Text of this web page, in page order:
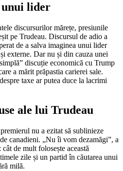
unui lider
discursurilor mărețe, presiunile
pe Trudeau. Discursul de adio a
de a salva imaginea unui lider
externe. Dar nu și din cauza unei
discuție economică cu Trump
a mărit prăpastia carierei sale.
taxe ar putea duce la lacrimi
ale lui Trudeau
nu a ezitat să sublinieze
canadieni. „Nu îi vom dezamăgi”, a
de mult folosește această
zile și un partid în căutarea unui
milă.